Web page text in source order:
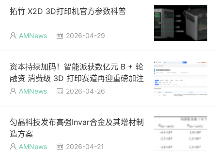
拓竹 X2D 3D打印机官方参数科普
 AMNews  2026-04-29
资本持续加码！智能派获数亿元 B + 轮
融资 消费级 3D 打印赛道再迎重磅加注
 AMNews  2026-04-26
匀晶科技发布高强Invar合金及其增材制
造方案
 AMNews  2026-04-21